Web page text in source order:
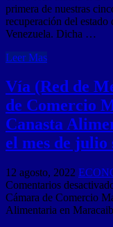
primera de nuestras
recuperación del estado
Venezuela. Dicha …
Leer Mas
Vía (Red de
de Comercio
Canasta
el mes de julio
12 agosto, 2022
Comentarios
Cámara de Comercio
Alimentaria en